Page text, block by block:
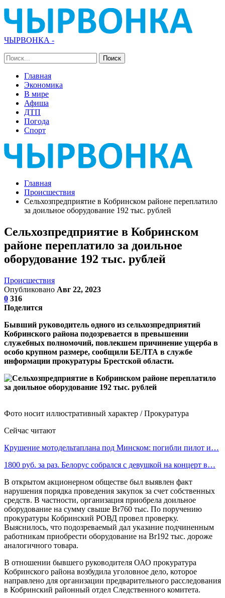
ЧЫРВОНКА -
Главная
Экономика
В мире
Афиша
ДТП
Погода
Спорт
Главная
Происшествия
Сельхозпредприятие в Кобринском районе переплатило
за доильное оборудование 192 тыс. рублей
Сельхозпредприятие в Кобринском
районе переплатило за доильное
оборудование 192 тыс. рублей
Происшествия
Опубликовано Авг 22, 2023
0 316
Поделится
Бывший руководитель одного из сельхозпредприятий
Кобринского района подозревается в превышении
служебных полномочий, повлекшем причинение ущерба в
особо крупном размере, сообщили БЕЛТА в службе
информации прокуратуры Брестской области.
Фото носит иллюстративный характер / Прокуратура
Сейчас читают
Крушение мотодельтаплана под Минском: погибли пилот и…
1800 руб. за раз. Белорус собрался с девушкой на концерт в…
В открытом акционерном обществе был выявлен факт
нарушения порядка проведения закупок за счет собственных
средств. В частности, организация приобрела доильное
оборудование на сумму свыше Br760 тыс. По поручению
прокуратуры Кобринский РОВД провел проверку.
Выяснилось, что подозреваемый дал указание подчиненным
работникам приобрести оборудование на Br192 тыс. дороже
аналогичного товара.
В отношении бывшего руководителя ОАО прокуратура
Кобринского района возбудила уголовное дело, которое
направлено для организации предварительного расследования
в Кобринский районный отдел Следственного комитета.